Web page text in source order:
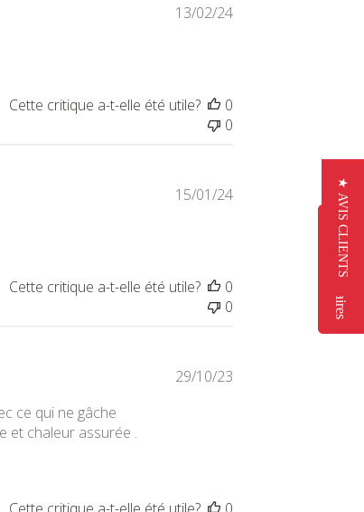
Date
13/02/24
Cette critique a-t-elle été utile?
0
0
Date
15/01/24
Cette critique a-t-elle été utile?
0
0
ce qui ne gâche
et chaleur assurée .
Date
29/10/23
Commentaires
Commentaires
★ AVIS CLIENTS